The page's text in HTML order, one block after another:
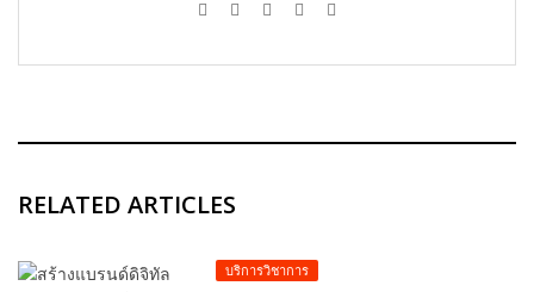
RELATED ARTICLES
บริการวิชาการ